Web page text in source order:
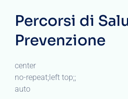
Percorsi di
Prevenzione
center
no-repeat;left top;;
auto